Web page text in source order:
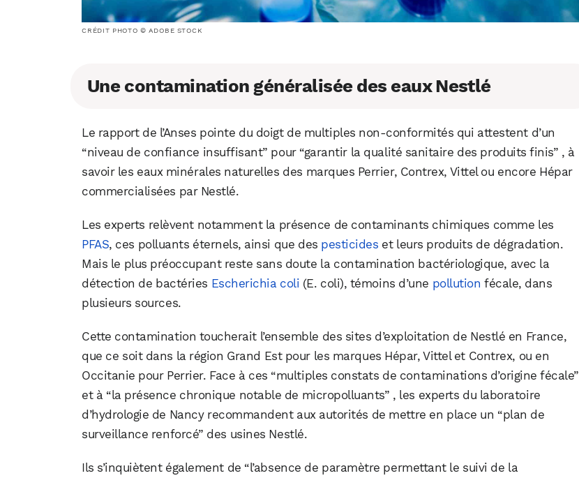
CRÉDIT PHOTO © ADOBE STOCK
Une contamination généralisée des eaux Nestlé
Le rapport de l’Anses pointe du doigt de multiples non-conformités qui attestent d’un
“niveau de confiance insuffisant” pour “garantir la qualité sanitaire des produits finis” , à
savoir les eaux minérales naturelles des marques Perrier, Contrex, Vittel ou encore Hépar
commercialisées par Nestlé.
Les experts relèvent notamment la présence de contaminants chimiques comme les
PFAS, ces polluants éternels, ainsi que des pesticides et leurs produits de dégradation.
Mais le plus préoccupant reste sans doute la contamination bactériologique, avec la
détection de bactéries Escherichia coli (E. coli), témoins d’une pollution fécale, dans
plusieurs sources.
Cette contamination toucherait l’ensemble des sites d’exploitation de Nestlé en France,
que ce soit dans la région Grand Est pour les marques Hépar, Vittel et Contrex, ou en
Occitanie pour Perrier. Face à ces “multiples constats de contaminations d’origine fécale”
et à “la présence chronique notable de micropolluants” , les experts du laboratoire
d’hydrologie de Nancy recommandent aux autorités de mettre en place un “plan de
surveillance renforcé” des usines Nestlé.
Ils s’inquiètent également de “l’absence de paramètre permettant le suivi de la